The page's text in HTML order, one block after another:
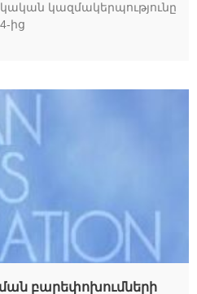
կազմակերպությունը
ից
բարեփոխումների